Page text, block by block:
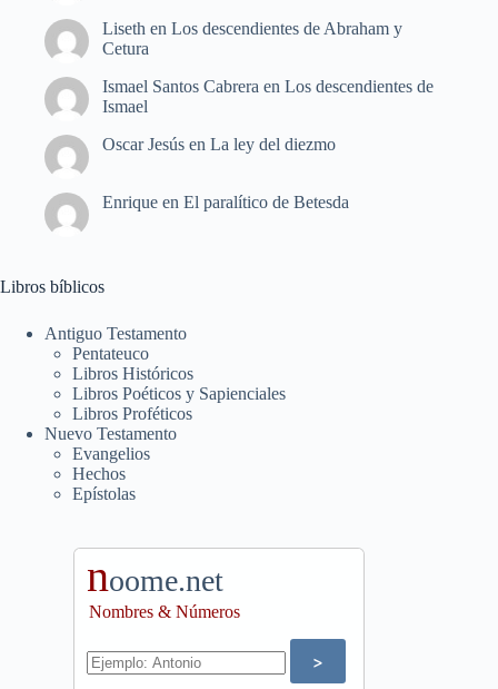
Liseth en Los descendientes de Abraham y
Cetura
Ismael Santos Cabrera en Los descendientes de
Ismael
Oscar Jesús en La ley del diezmo
Enrique en El paralítico de Betesda
Libros bíblicos
Antiguo Testamento
Pentateuco
Libros Históricos
Libros Poéticos y Sapienciales
Libros Proféticos
Nuevo Testamento
Evangelios
Hechos
Epístolas
noome.net
Nombres & Números